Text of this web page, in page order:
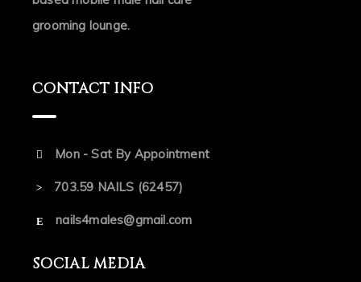
grooming lounge.
CONTACT INFO
Mon - Sat By Appointment
703.59 NAILS (62457)
nails4males@gmail.com
SOCIAL MEDIA